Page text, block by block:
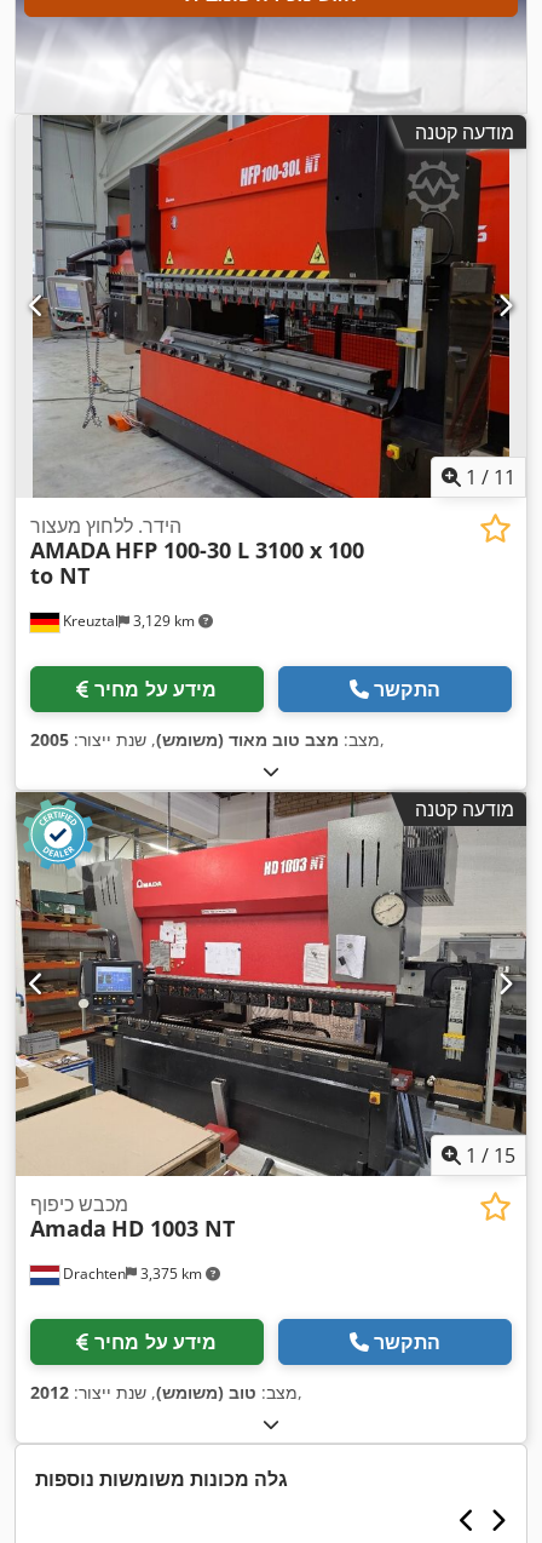
מודעה קטנה
1 / 11
Kreuztal 3,129 km
הידר. ללחוץ מעצור
AMADA HFP 100-30 L 3100 x 100
to NT
מידע על מחיר התקשר
מצב: מצב טוב מאוד (משומש), שנת ייצור: 2005 ,
מודעה קטנה
1 / 15
Drachten 3,375 km
מכבש כיפוף
Amada HD 1003 NT
מידע על מחיר התקשר
מצב: טוב (משומש), שנת ייצור: 2012 ,
גלה מכונות משומשות נוספות